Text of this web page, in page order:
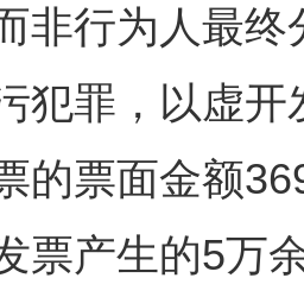
非行为人最
犯罪，以虚
的票面金额
票产生的5万